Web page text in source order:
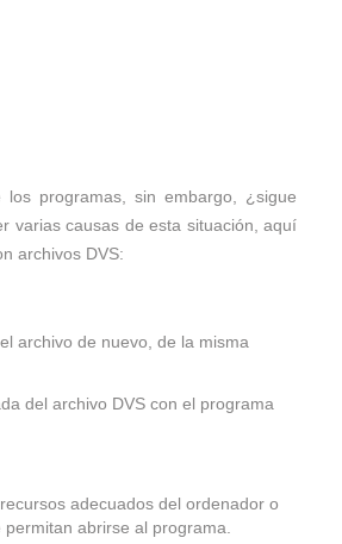
programas, sin embargo, ¿sigue
varias causas de esta situación, aquí
archivos DVS:
archivo de nuevo, de la misma
del archivo DVS con el programa
adecuados del ordenador o
abrirse al programa.